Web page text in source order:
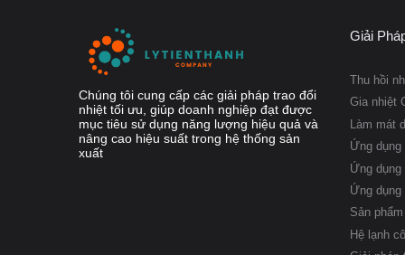
Nguyên lý hoạt
Trao đổi nhiệt tấm
flow).
Trong trường hợp
ngược chiều nhau,
Dòng nóng
Chúng tôi cung cấp các giải pháp trao đổi
nhiệt tối ưu, giúp doanh nghiệp đạt được
mục tiêu sử dụng năng lượng hiệu quả và
nâng cao hiệu suất trong hệ thống sản
xuất
Giải
Thu hồi
Gia nhiệt
Làm mát
Ứng dụng
Ứng
Ứng dụng
Sản
Hệ lạnh